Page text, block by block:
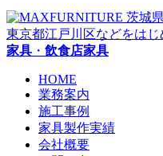
茨城
東京都江戸川区などをは
家具 ・ 飲食店家具
HOME
業務案内
施工事例
家具製作実績
会社概要